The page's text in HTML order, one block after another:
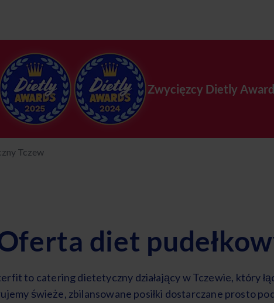
Zwycięzcy Dietly
Tczew
diet
to catering dietetyczny działający w Tczewie, który
świeże, zbilansowane posiłki dostarczane prosto